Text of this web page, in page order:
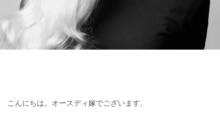
こんにちは。オースディ嫁でございます。